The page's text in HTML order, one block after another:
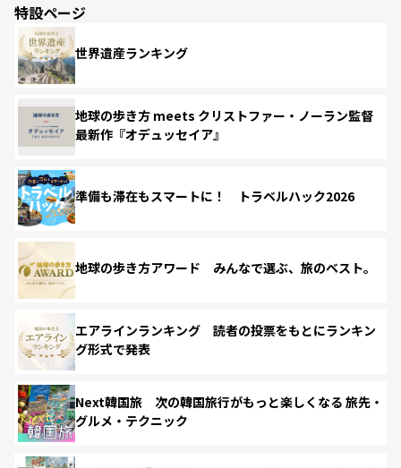
特設ページ
世界遺産ランキング
地球の歩き方 meets クリストファー・ノーラン監督
最新作『オデュッセイア』
準備も滞在もスマートに！ トラベルハック2026
地球の歩き方アワード みんなで選ぶ、旅のベスト。
エアラインランキング 読者の投票をもとにランキン
グ形式で発表
Next韓国旅 次の韓国旅行がもっと楽しくなる 旅先・
グルメ・テクニック